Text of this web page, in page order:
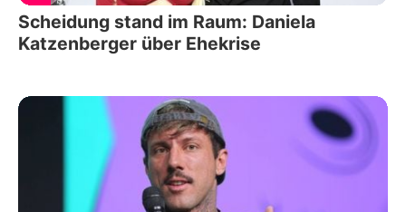
Scheidung stand im Raum: Daniela
Katzenberger über Ehekrise